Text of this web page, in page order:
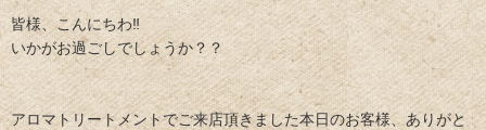
皆様、こんにちわ‼
いかがお過ごしでしょうか？？
アロマトリートメントでご来店頂きました本日のお客様、ありがと